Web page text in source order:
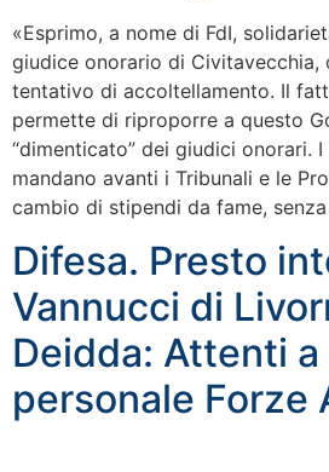
«Esprimo, a nome di FdI,
giudice onorario di Civitavecchia,
tentativo di accoltellamento. Il
permette di riproporre a questo
“dimenticato” dei giudici onorari.
mandano avanti i Tribunali e le
cambio di stipendi da fame,
Difesa. Presto
Vannucci di
Deidda: Attenti
personale Forze